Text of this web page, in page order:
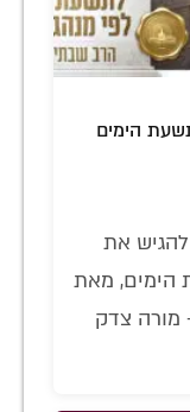
הימים
את
הימים, מאת
מורה צדק